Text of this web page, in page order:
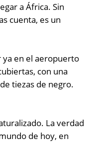
a África. Sin
cuenta, es un
ya en el aeropuerto
con una
tiezas de negro.
La verdad
de hoy, en